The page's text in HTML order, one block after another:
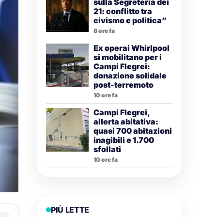
sulla Segreteria dei
21: conflitto tra
civismo e politica”
8 ore fa
Ex operai Whirlpool
si mobilitano per i
Campi Flegrei:
donazione solidale
post-terremoto
10 ore fa
Campi Flegrei,
allerta abitativa:
quasi 700 abitazioni
inagibili e 1.700
sfollati
10 ore fa
PIÙ LETTE